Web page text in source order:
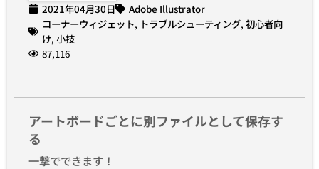
2021年04月30日
Adobe Illustrator
コーナーウィジェット, トラブルシューティング, 初心者向
け, 小技
87,116
アートボードごとに別ファイルとして保存す
る
一撃でできます！